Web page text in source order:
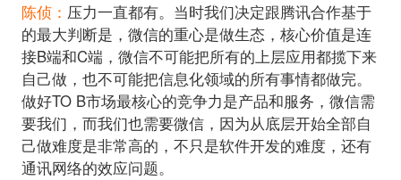
陈侦： 压力一直都有。当时我们决定跟腾讯合作基于
的最大判断是，微信的重心是做生态，核心价值是连
接B端和C端，微信不可能把所有的上层应用都揽下来
自己做，也不可能把信息化领域的所有事情都做完。
做好TO B市场最核心的竞争力是产品和服务，微信需
要我们，而我们也需要微信，因为从底层开始全部自
己做难度是非常高的，不只是软件开发的难度，还有
通讯网络的效应问题。